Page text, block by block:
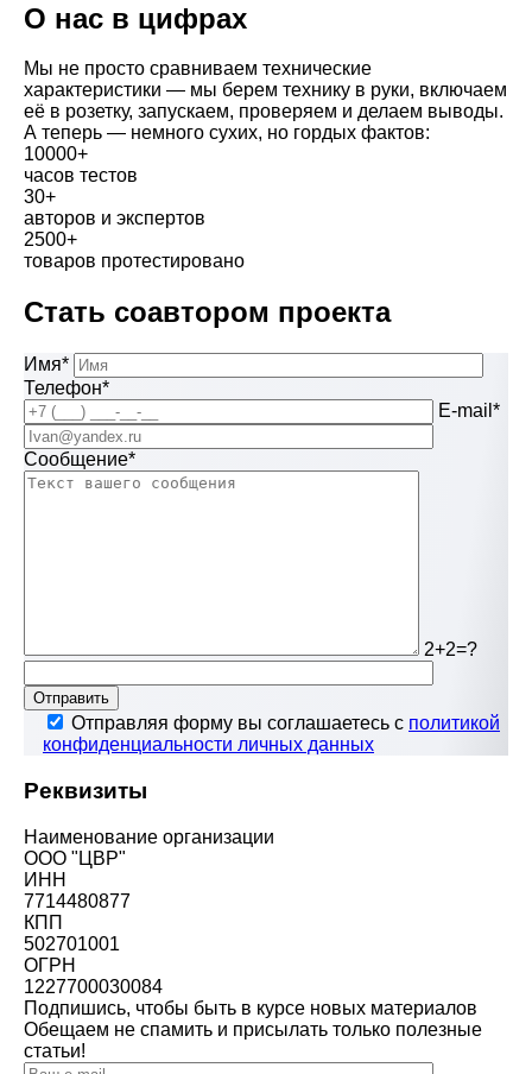
О нас в цифрах
Мы не просто сравниваем технические
характеристики — мы берем технику в руки, включаем
её в розетку, запускаем, проверяем и делаем выводы.
А теперь — немного сухих, но гордых фактов:
10000+
часов тестов
30+
авторов и экспертов
2500+
товаров протестировано
Cтать соавтором проекта
Имя*
Телефон*
E-mail*
Сообщение*
2+2=?
Отправить
Отправляя форму вы соглашаетесь с политикой
конфиденциальности личных данных
Реквизиты
Наименование организации
ООО "ЦВР"
ИНН
7714480877
КПП
502701001
ОГРН
1227700030084
Подпишись, чтобы быть в курсе новых материалов
Обещаем не спамить и присылать только полезные
статьи!